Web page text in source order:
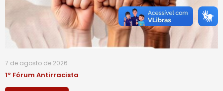
7 de agosto de 2026
1º Fórum Antirracista